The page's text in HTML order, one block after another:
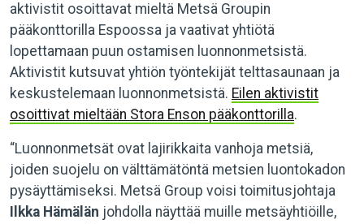
aktivistit osoittavat mieltä Metsä Groupin
pääkonttorilla Espoossa ja vaativat yhtiötä
lopettamaan puun ostamisen luonnonmetsistä.
Aktivistit kutsuvat yhtiön työntekijät telttasaunaan ja
keskustelemaan luonnonmetsistä. Eilen aktivistit
osoittivat mieltään Stora Enson pääkonttorilla.
“Luonnonmetsät ovat lajirikkaita vanhoja metsiä,
joiden suojelu on välttämätöntä metsien luontokadon
pysäyttämiseksi. Metsä Group voisi toimitusjohtaja
Ilkka Hämälän johdolla näyttää muille metsäyhtiöille,